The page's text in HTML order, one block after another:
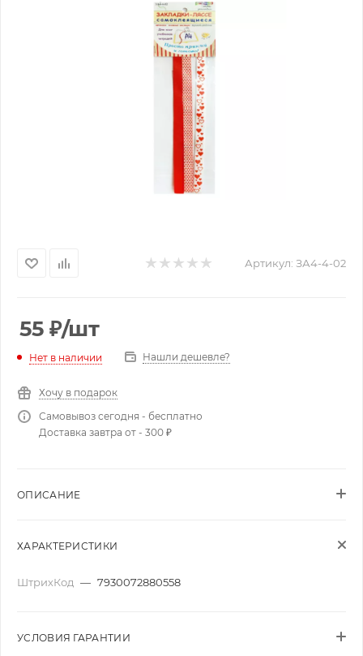
Артикул: ЗА4-4-02
55 ₽/шт
Нет в наличии Нашли дешевле?
Хочу в подарок
Самовывоз сегодня - бесплатно
Доставка завтра от - 300 ₽
ОПИСАНИЕ
ХАРАКТЕРИСТИКИ
ШтрихКод — 7930072880558
УСЛОВИЯ ГАРАНТИИ